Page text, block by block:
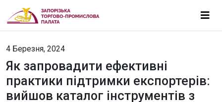
4 Березня, 2024
Як запровадити ефективні
практики підтримки експортерів:
вийшов каталог інструментів з